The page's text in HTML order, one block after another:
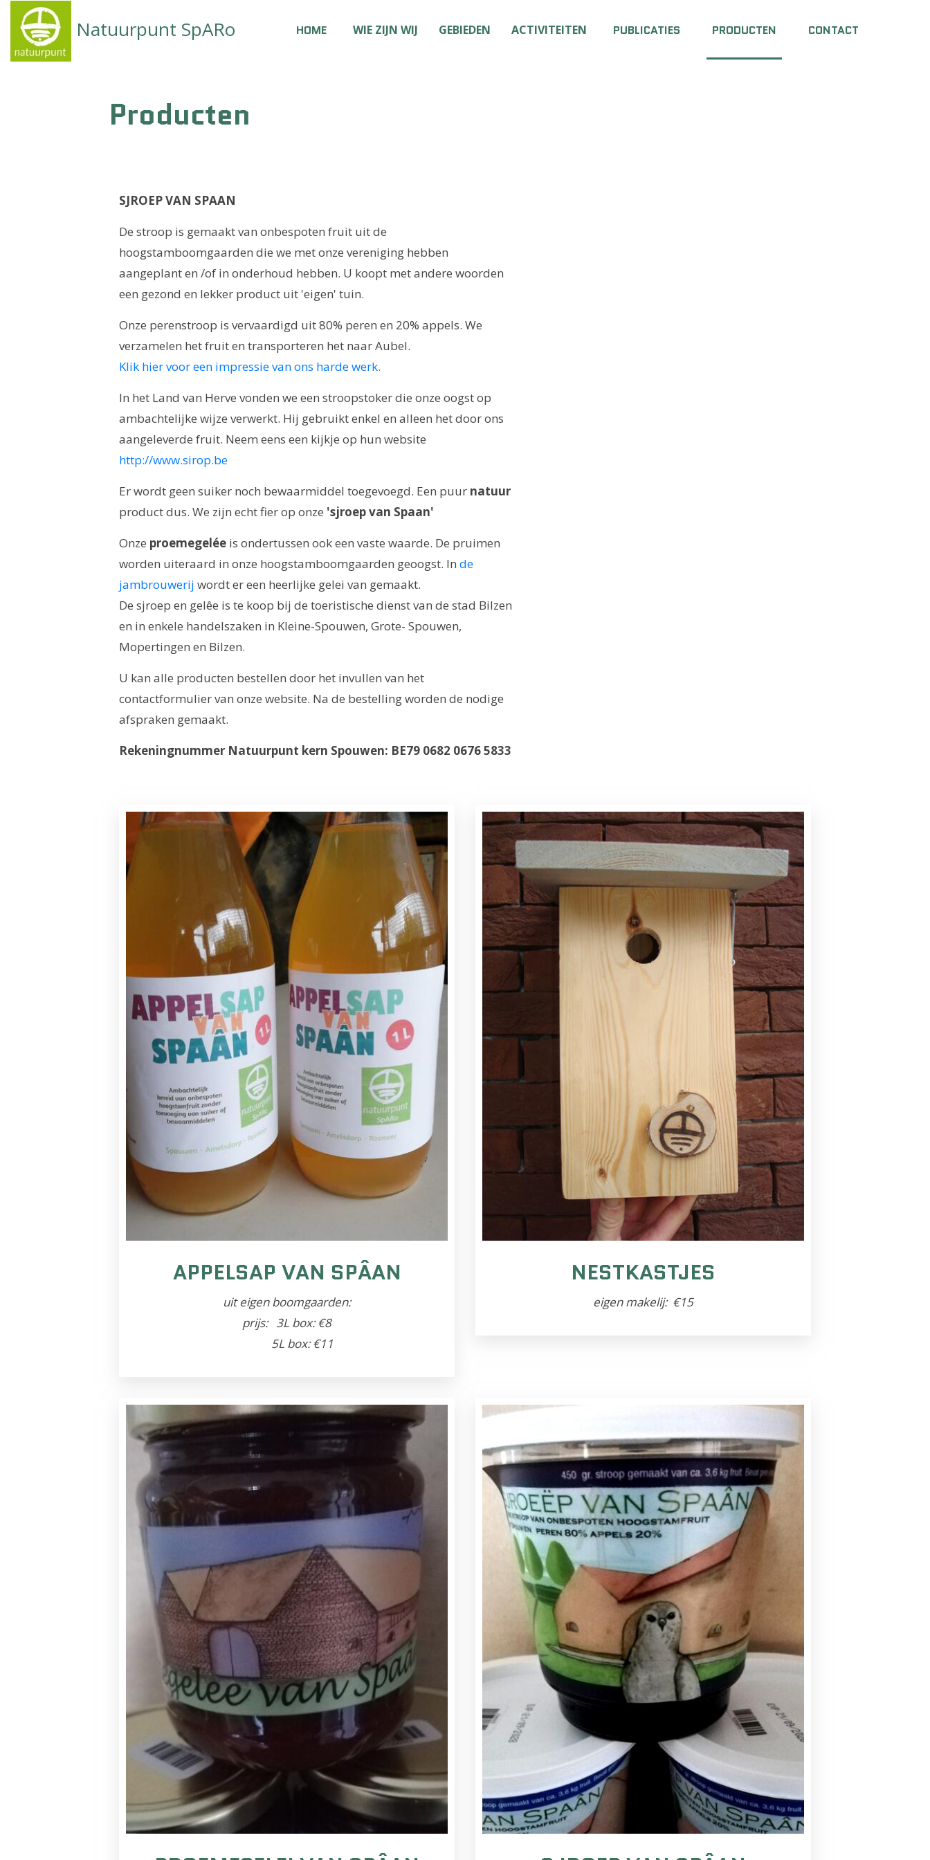
Natuurpunt SpARo HOME WIE ZIJN WIJ GEBIEDEN ACTIVITEITEN PUBLICATIES PRODUCTEN CONTACT
Producten
SJROEP VAN SPAAN
De stroop is gemaakt van onbespoten fruit uit de
hoogstamboomgaarden die we met onze vereniging hebben
aangeplant en /of in onderhoud hebben. U koopt met andere woorden
een gezond en lekker product uit 'eigen' tuin.
Onze perenstroop is vervaardigd uit 80% peren en 20% appels. We
verzamelen het fruit en transporteren het naar Aubel.
Klik hier voor een impressie van ons harde werk.
In het Land van Herve vonden we een stroopstoker die onze oogst op
ambachtelijke wijze verwerkt. Hij gebruikt enkel en alleen het door ons
aangeleverde fruit. Neem eens een kijkje op hun website
http://www.sirop.be
Er wordt geen suiker noch bewaarmiddel toegevoegd. Een puur natuur
product dus. We zijn echt fier op onze 'sjroep van Spaan'
Onze proemegelée is ondertussen ook een vaste waarde. De pruimen
worden uiteraard in onze hoogstamboomgaarden geoogst. In de
jambrouwerij wordt er een heerlijke gelei van gemaakt.
De sjroep en gelêe is te koop bij de toeristische dienst van de stad Bilzen
en in enkele handelszaken in Kleine-Spouwen, Grote- Spouwen,
Mopertingen en Bilzen.
U kan alle producten bestellen door het invullen van het
contactformulier van onze website. Na de bestelling worden de nodige
afspraken gemaakt.
Rekeningnummer Natuurpunt kern Spouwen: BE79 0682 0676 5833
APPELSAP VAN SPÂAN
uit eigen boomgaarden:
prijs: 3L box: €8
5L box: €11
NESTKASTJES
eigen makelij: €15